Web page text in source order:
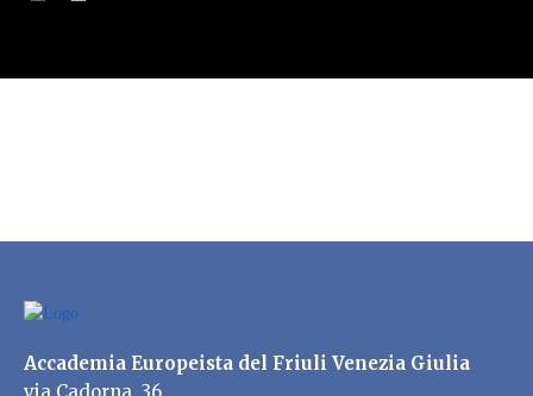
Accademia Europeista del Friuli Venezia Giulia